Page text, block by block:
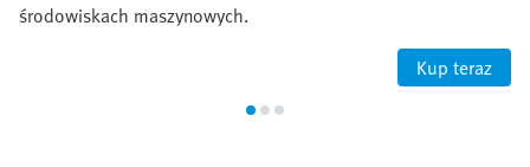
środowiskach maszynowych.
Kup teraz